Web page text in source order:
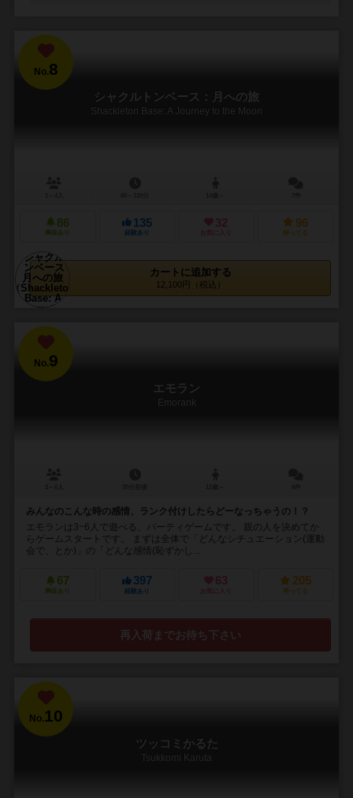
No.8
シャクルトンベース：月への旅
Shackleton Base: A Journey to the Moon
86
興味あり
135
経験あり
32
お気に入り
96
持ってる
カートに追加する
12,100円（税込）
No.9
エモラン
Emorank
みんなのこんな時の感情、ランク付けしたらどーなっちゃうの！？
エモランは3~6人で遊べる、パーティゲームです。 親の人を決めてか
らゲームスタートです。 まずは全体で「どんなシチュエーション(運動
会で、とか)」の「どんな感情(恥ずかし...
67
興味あり
397
経験あり
63
お気に入り
205
持ってる
再入荷までお待ち下さい
No. 10
ツッコミかるた
Tsukkomi Karuta